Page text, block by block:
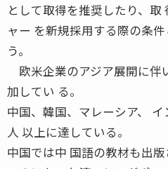
として取得を推奨したり、
ャー を新規採用する際の条
う。
欧米企業のアジア展開に伴
加してい る。
中国、韓国、マレーシア、
人 以上に達している。
中国では中 国語の教材も出版